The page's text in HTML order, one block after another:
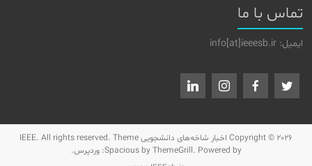
تماس با ما
ایمیل: info[at]ieeesb.ir
Copyright © 2026 اخبار شاخه‌های دانشجویی IEEE. All rights reserved. Theme
Spaciousby ThemeGrill. Powered by: وردپرس.